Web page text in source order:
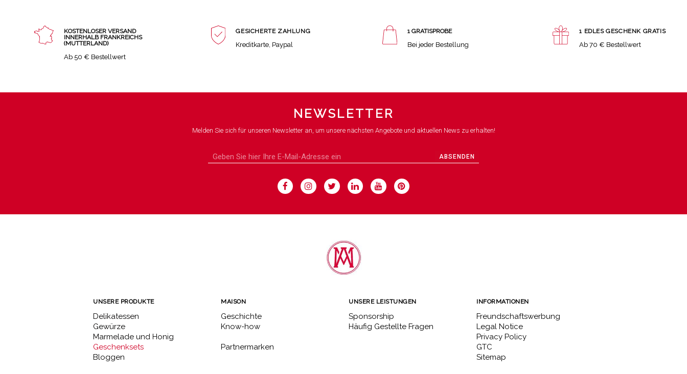
KOSTENLOSER VERSAND
INNERHALB FRANKREICHS
(MUTTERLAND)
Ab 50 € Bestellwert
GESICHERTE ZAHLUNG
Kreditkarte, Paypal
1 GRATISPROBE
Bei jeder Bestellung
1 EDLES GESCHENK GRATIS
Ab 70 € Bestellwert
NEWSLETTER
Melden Sie sich für unseren Newsletter an, um unsere nächsten Angebote und aktuellen News zu erhalten!
ABSENDEN
UNSERE PRODUKTE
Delikatessen
Gewürze
Marmelade und Honig
Geschenksets
Bloggen
MAISON
Geschichte
Know-how
Partnermarken
UNSERE LEISTUNGEN
Sponsorship
Häufig Gestellte Fragen
INFORMATIONEN
Freundschaftswerbung
Legal Notice
Privacy Policy
GTC
Sitemap